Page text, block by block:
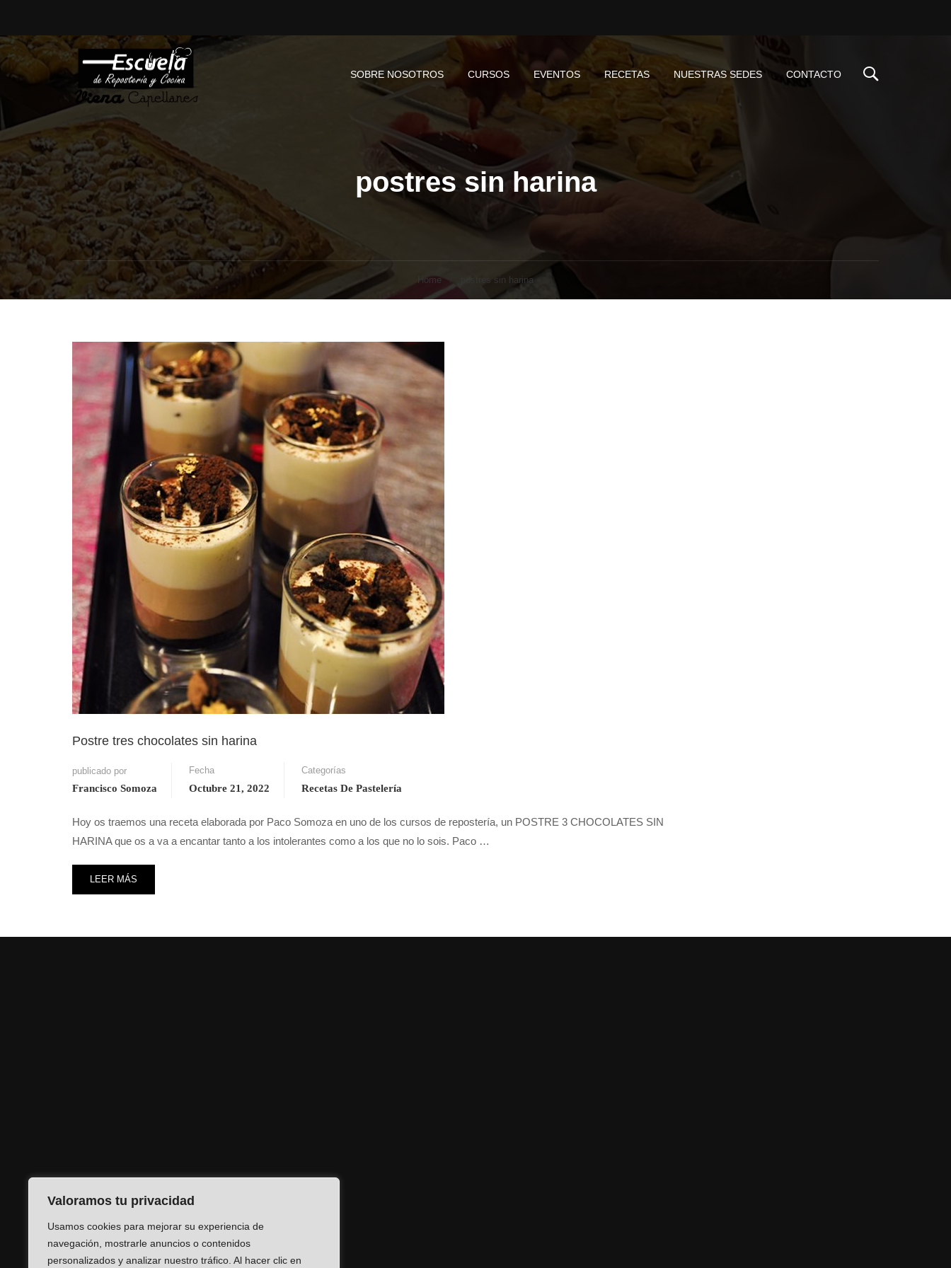
Valoramos tu privacidad
Usamos cookies para mejorar su experiencia de
navegación, mostrarle anuncios o contenidos
personalizados y analizar nuestro tráfico. Al hacer clic en
SOBRE NOSOTROS CURSOS EVENTOS RECETAS NUESTRAS SEDES CONTACTO
postres sin harina
Home postres sin harina
Postre tres chocolates sin harina
publicado por
Francisco Somoza
Fecha
Octubre 21, 2022
Categorías
Recetas De Pastelería
Hoy os traemos una receta elaborada por Paco Somoza en uno de los cursos de repostería, un POSTRE 3 CHOCOLATES SIN
HARINA que os a va a encantar tanto a los intolerantes como a los que no lo sois. Paco …
LEER MÁS